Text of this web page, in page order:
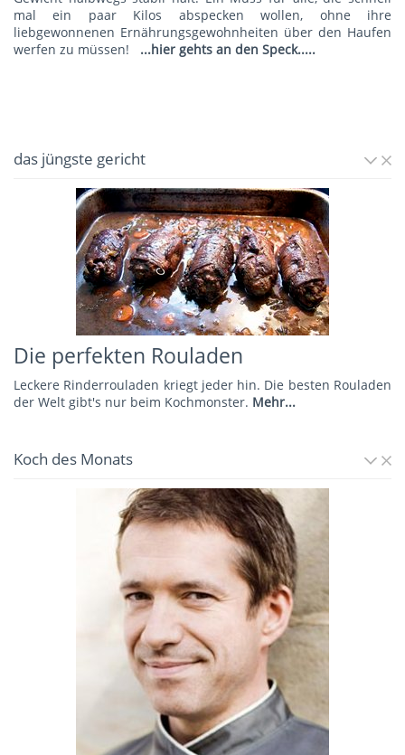
mal ein paar Kilos abspecken wollen, ohne ihre
liebgewonnenen Ernährungsgewohnheiten über den Haufen
werfen zu müssen!
...hier gehts an den Speck.....
das jüngste gericht
Die perfekten Rouladen
Leckere Rinderrouladen kriegt jeder hin. Die besten Rouladen
der Welt gibt's nur beim Kochmonster. Mehr...
Koch des Monats